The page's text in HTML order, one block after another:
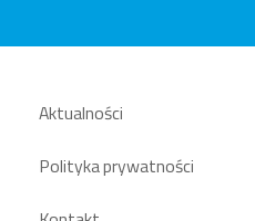
Aktualności
Polityka prywatności